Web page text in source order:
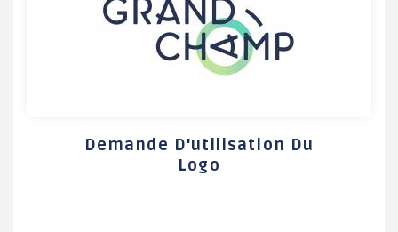
Demande D'utilisation Du
Logo